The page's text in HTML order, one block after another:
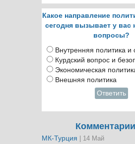
Какое направление
сегодня вызывает у вас
вопросы?
Внутренняя политика и
Курдский вопрос и
Экономическая
Внешняя политика
Ответить
МК-Турция | 14 Май